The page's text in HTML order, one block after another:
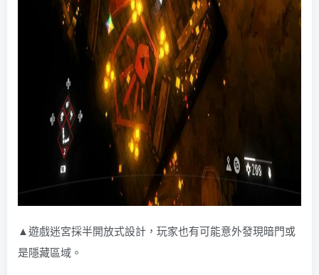
▲遊戲迷宮採半開放式設計，玩家也有可能意外發現暗門或
是隱藏區域。